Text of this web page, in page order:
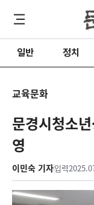
일반 정치
교육문화
문경시청소
영
이민숙 기자입력